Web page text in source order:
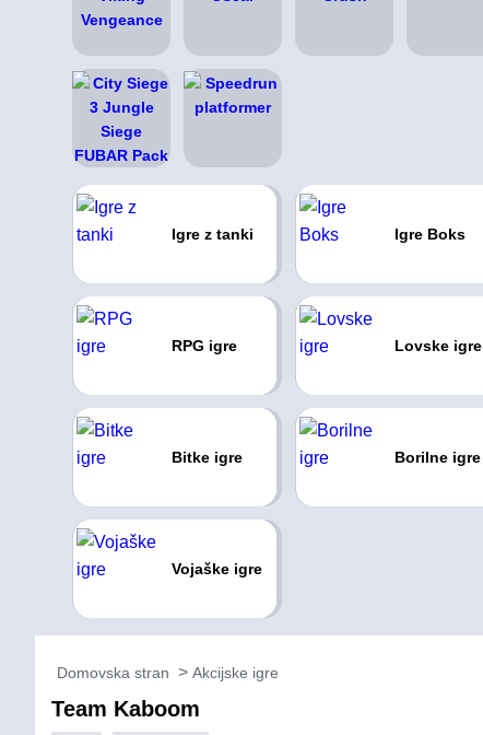
Igre z tanki Igre Boks
RPG igre Lovske igre
Bitke igre Borilne igre
Vojaške igre
Domovska stran Akcijske igre
Team Kaboom